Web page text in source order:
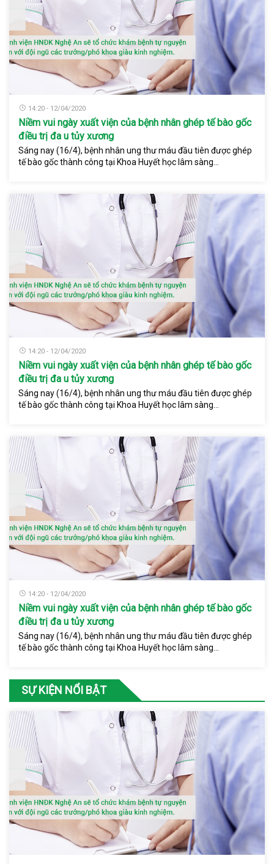
14:20 - 12/04/2020
Niềm vui ngày xuất viện của bệnh nhân ghép tế bào gốc
điều trị đa u tủy xương
Sáng nay (16/4), bệnh nhân ung thư máu đầu tiên được ghép
tế bào gốc thành công tại Khoa Huyết học lâm sàng...
14:20 - 12/04/2020
Niềm vui ngày xuất viện của bệnh nhân ghép tế bào gốc
điều trị đa u tủy xương
Sáng nay (16/4), bệnh nhân ung thư máu đầu tiên được ghép
tế bào gốc thành công tại Khoa Huyết học lâm sàng...
14:20 - 12/04/2020
Niềm vui ngày xuất viện của bệnh nhân ghép tế bào gốc
điều trị đa u tủy xương
Sáng nay (16/4), bệnh nhân ung thư máu đầu tiên được ghép
tế bào gốc thành công tại Khoa Huyết học lâm sàng...
SỰ KIỆN NỔI BẬT